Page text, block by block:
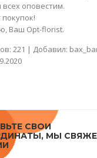
всех оповестим.
Ваш Opt-florist.
221 | Добавил:
СВОИ
МЫ